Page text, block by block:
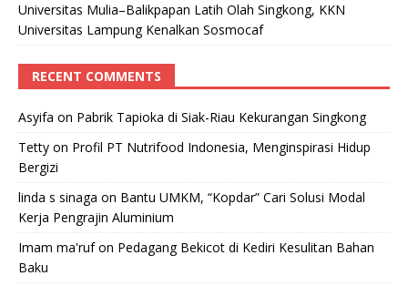
Universitas Mulia–Balikpapan Latih Olah Singkong, KKN
Universitas Lampung Kenalkan Sosmocaf
RECENT COMMENTS
Asyifa on Pabrik Tapioka di Siak-Riau Kekurangan Singkong
Tetty on Profil PT Nutrifood Indonesia, Menginspirasi Hidup
Bergizi
linda s sinaga on Bantu UMKM, “Kopdar” Cari Solusi Modal
Kerja Pengrajin Aluminium
Imam ma'rufon Pedagang Bekicot di Kediri Kesulitan Bahan
Baku